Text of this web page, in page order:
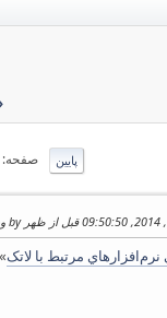
پایین صفحه
مرتبط با لاتک